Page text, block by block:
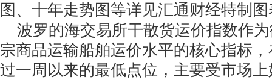
图、十年走势图等详见汇通财经特制图
波罗的海交易所干散货运价指数作
宗商品运输船舶运价水平的核心指标
过一周以来的最低点位，主要受市场